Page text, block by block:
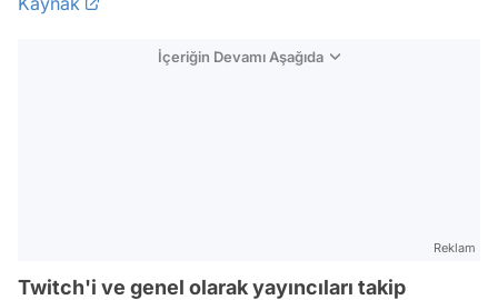
İçeriğin Devamı Aşağıda
Reklam
Twitch'i ve genel olarak yayıncıları takip